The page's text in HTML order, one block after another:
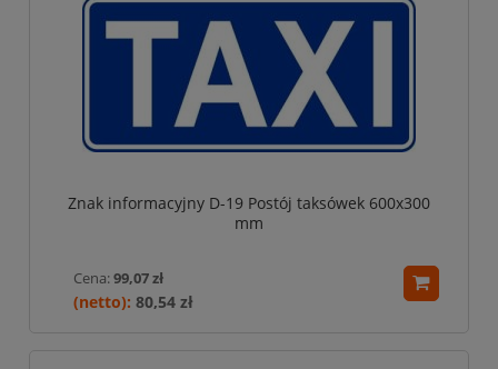
Znak informacyjny D-19 Postój taksówek 600x300
mm
Cena:99,07 zł
80,54 zł